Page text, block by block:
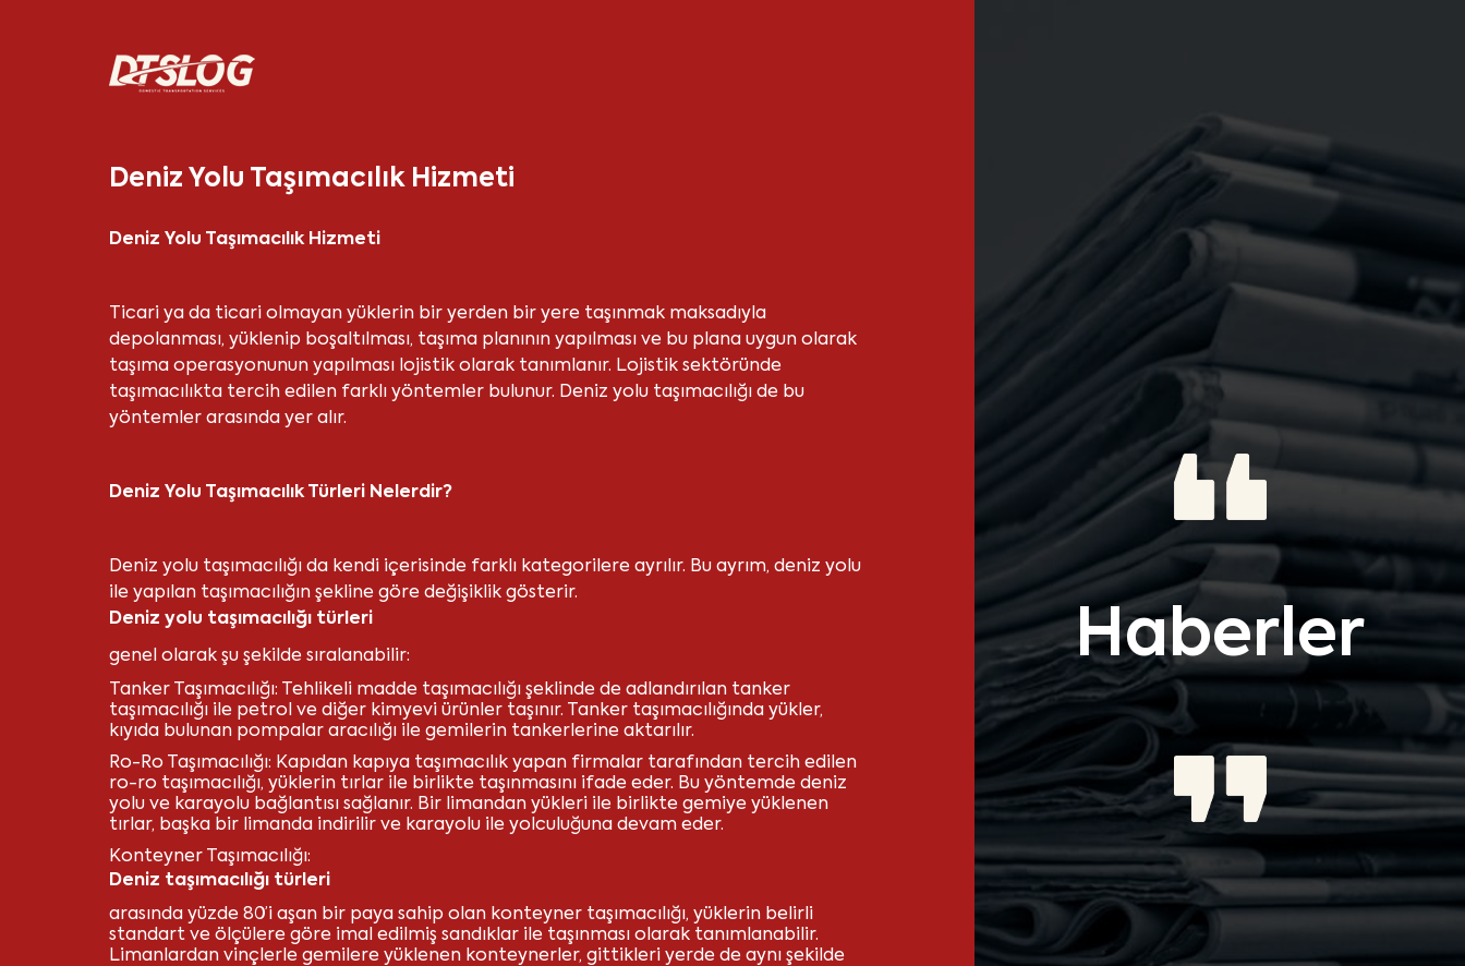
Deniz Yolu Taşımacılık Hizmeti
Deniz Yolu Taşımacılık Hizmeti
Ticari ya da ticari olmayan yüklerin bir yerden bir yere taşınmak maksadıyla
depolanması, yüklenip boşaltılması, taşıma planının yapılması ve bu plana uygun olarak
taşıma operasyonunun yapılması lojistik olarak tanımlanır. Lojistik sektöründe
taşımacılıkta tercih edilen farklı yöntemler bulunur. Deniz yolu taşımacılığı de bu
yöntemler arasında yer alır.
Deniz Yolu Taşımacılık Türleri Nelerdir?
Deniz yolu taşımacılığı da kendi içerisinde farklı kategorilere ayrılır. Bu ayrım, deniz yolu
ile yapılan taşımacılığın şekline göre değişiklik gösterir.
Deniz yolu taşımacılığı türleri
genel olarak şu şekilde sıralanabilir:
Tanker Taşımacılığı: Tehlikeli madde taşımacılığı şeklinde de adlandırılan tanker
taşımacılığı ile petrol ve diğer kimyevi ürünler taşınır. Tanker taşımacılığında yükler,
kıyıda bulunan pompalar aracılığı ile gemilerin tankerlerine aktarılır.
Ro-Ro Taşımacılığı: Kapıdan kapıya taşımacılık yapan firmalar tarafından tercih edilen
ro-ro taşımacılığı, yüklerin tırlar ile birlikte taşınmasını ifade eder. Bu yöntemde deniz
yolu ve karayolu bağlantısı sağlanır. Bir limandan yükleri ile birlikte gemiye yüklenen
tırlar, başka bir limanda indirilir ve karayolu ile yolculuğuna devam eder.
Konteyner Taşımacılığı:
Deniz taşımacılığı türleri
arasında yüzde 80’i aşan bir paya sahip olan konteyner taşımacılığı, yüklerin belirli
standart ve ölçülere göre imal edilmiş sandıklar ile taşınması olarak tanımlanabilir.
Limanlardan vinçlerle gemilere yüklenen konteynerler, gittikleri yerde de aynı şekilde
Haberler